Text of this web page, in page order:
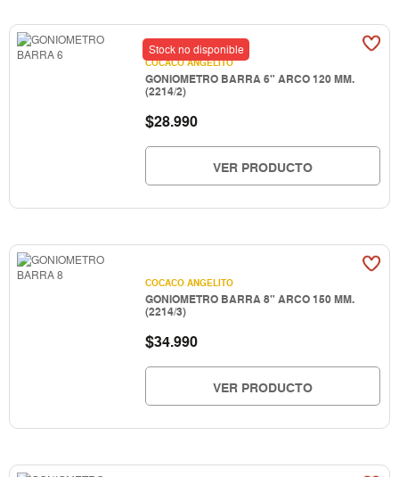
Stock no disponible
COCACO ANGELITO
GONIOMETRO BARRA 6" ARCO 120 MM.
(2214/2)
$28.990
VER PRODUCTO
COCACO ANGELITO
GONIOMETRO BARRA 8" ARCO 150 MM.
(2214/3)
$34.990
VER PRODUCTO